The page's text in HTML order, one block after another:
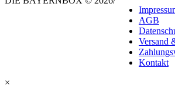
AGB
Versand
Kontakt
×